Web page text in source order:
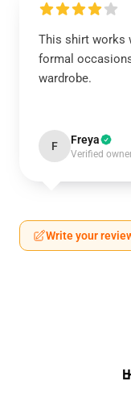
This shirt works
formal
wardrobe.
F Freya
Verified
Write your